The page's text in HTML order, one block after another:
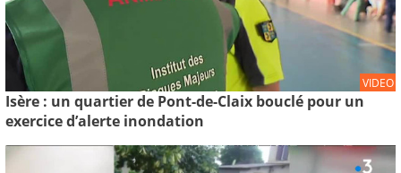
VIDEO
Isère : un quartier de Pont-de-Claix bouclé pour un
exercice d’alerte inondation